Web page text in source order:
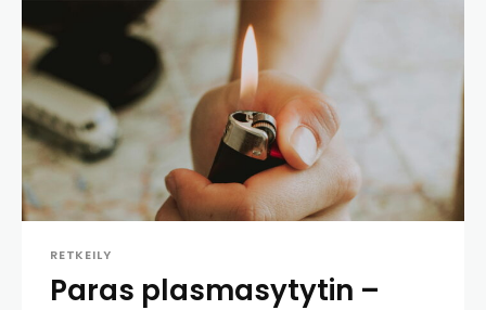
RETKEILY
Paras plasmasytytin –